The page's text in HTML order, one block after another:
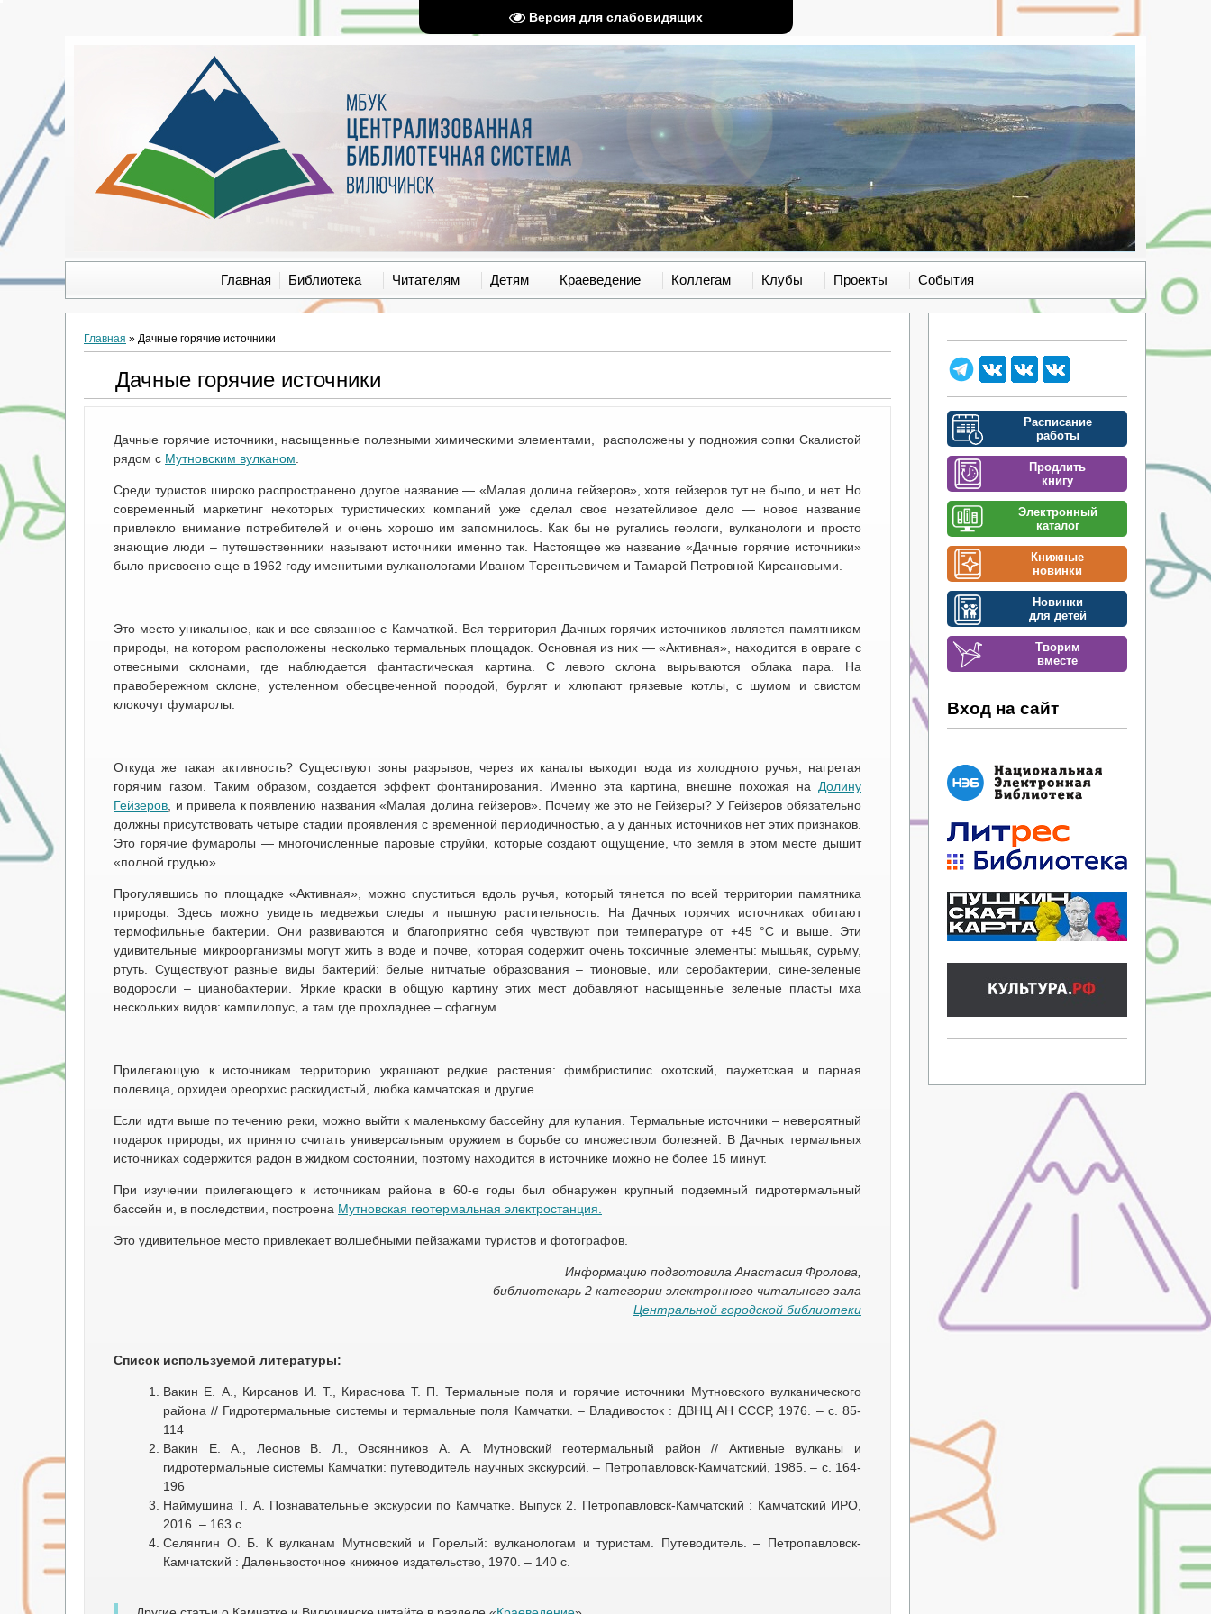
Версия для слабовидящих
Главная Библиотека Читателям Детям Краеведение Коллегам Клубы Проекты События
Главная » Дачные горячие источники
Дачные горячие источники
Дачные горячие источники, насыщенные полезными химическими элементами, расположены у подножия сопки Скалистой
рядом с Мутновским вулканом.
Среди туристов широко распространено другое название — «Малая долина гейзеров», хотя гейзеров тут не было, и нет. Но
современный маркетинг некоторых туристических компаний уже сделал свое незатейливое дело — новое название
привлекло внимание потребителей и очень хорошо им запомнилось. Как бы не ругались геологи, вулканологи и просто
знающие люди – путешественники называют источники именно так. Настоящее же название «Дачные горячие источники»
было присвоено еще в 1962 году именитыми вулканологами Иваном Терентьевичем и Тамарой Петровной Кирсановыми.
Это место уникальное, как и все связанное с Камчаткой. Вся территория Дачных горячих источников является памятником
природы, на котором расположены несколько термальных площадок. Основная из них — «Активная», находится в овраге с
отвесными склонами, где наблюдается фантастическая картина. С левого склона вырываются облака пара. На
правобережном склоне, устеленном обесцвеченной породой, бурлят и хлюпают грязевые котлы, с шумом и свистом
клокочут фумаролы.
Откуда же такая активность? Существуют зоны разрывов, через их каналы выходит вода из холодного ручья, нагретая
горячим газом. Таким образом, создается эффект фонтанирования. Именно эта картина, внешне похожая на Долину
Гейзеров, и привела к появлению названия «Малая долина гейзеров». Почему же это не Гейзеры? У Гейзеров обязательно
должны присутствовать четыре стадии проявления с временной периодичностью, а у данных источников нет этих признаков.
Это горячие фумаролы — многочисленные паровые струйки, которые создают ощущение, что земля в этом месте дышит
«полной грудью».
Прогулявшись по площадке «Активная», можно спуститься вдоль ручья, который тянется по всей территории памятника
природы. Здесь можно увидеть медвежьи следы и пышную растительность. На Дачных горячих источниках обитают
термофильные бактерии. Они развиваются и благоприятно себя чувствуют при температуре от +45 °С и выше. Эти
удивительные микроорганизмы могут жить в воде и почве, которая содержит очень токсичные элементы: мышьяк, сурьму,
ртуть. Существуют разные виды бактерий: белые нитчатые образования – тионовые, или серобактерии, сине-зеленые
водоросли – цианобактерии. Яркие краски в общую картину этих мест добавляют насыщенные зеленые пласты мха
нескольких видов: кампилопус, а там где прохладнее – сфагнум.
Прилегающую к источникам территорию украшают редкие растения: фимбристилис охотский, паужетская и парная
полевица, орхидеи ореорхис раскидистый, любка камчатская и другие.
Если идти выше по течению реки, можно выйти к маленькому бассейну для купания. Термальные источники – невероятный
подарок природы, их принято считать универсальным оружием в борьбе со множеством болезней. В Дачных термальных
источниках содержится радон в жидком состоянии, поэтому находится в источнике можно не более 15 минут.
При изучении прилегающего к источникам района в 60-е годы был обнаружен крупный подземный гидротермальный
бассейн и, в последствии, построена Мутновская геотермальная электростанция.
Это удивительное место привлекает волшебными пейзажами туристов и фотографов.
Информацию подготовила Анастасия Фролова,
библиотекарь 2 категории электронного читального зала
Центральной городской библиотеки
Список используемой литературы:
Вакин Е. А., Кирсанов И. Т., Кираснова Т. П. Термальные поля и горячие источники Мутновского вулканического
района // Гидротермальные системы и термальные поля Камчатки. – Владивосток : ДВНЦ АН СССР, 1976. – с. 85-
114
Вакин Е. А., Леонов В. Л., Овсянников А. А. Мутновский геотермальный район // Активные вулканы и
гидротермальные системы Камчатки: путеводитель научных экскурсий. – Петропавловск-Камчатский, 1985. – с. 164-
196
Наймушина Т. А. Познавательные экскурсии по Камчатке. Выпуск 2. Петропавловск-Камчатский : Камчатский ИРО,
2016. – 163 с.
Селянгин О. Б. К вулканам Мутновский и Горелый: вулканологам и туристам. Путеводитель. – Петропавловск-
Камчатский : Даленьвосточное книжное издательство, 1970. – 140 с.
Расписание
работы
Продлить
книгу
Электронный
каталог
Книжные
новинки
Новинки
для детей
Творим
вместе
Вход на сайт